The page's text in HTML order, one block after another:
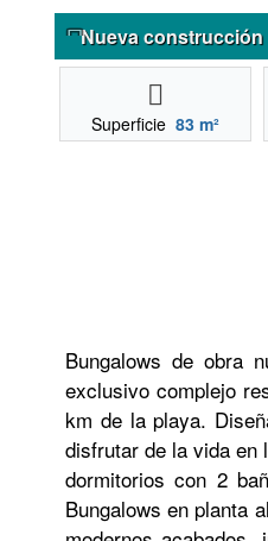
Nueva construcción
Superficie 83 m²
Bungalows de obra
exclusivo complejo
km de la playa.
disfrutar de la vida en
dormitorios con 2
Bungalows en planta